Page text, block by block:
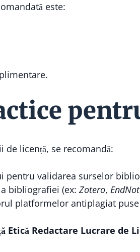
este:
de licență, se recomandă:
pentru validarea surselor
bibliografiei (ex: Zotero,
platformelor antiplagiat
Etică Redactare Lucrare de